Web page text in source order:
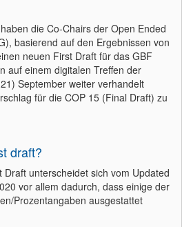
die Co-Chairs der Open Ended
basierend auf den Ergebnissen von
neuen First Draft für das GBF
auf einem digitalen Treffen der
September weiter verhandelt
für die COP 15 (Final Draft) zu
draft?
unterscheidet sich vom Updated
vor allem dadurch, dass einige der
Prozentangaben ausgestattet